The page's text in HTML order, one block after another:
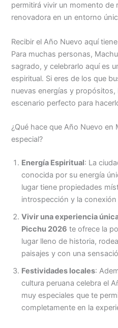
permitirá vivir un momento de
renovadora en un entorno
Recibir el Año Nuevo aquí
Para muchas personas,
sagrado, y celebrarlo aquí es
espiritual. Si eres de los que
nuevas energías y propósitos,
escenario perfecto para
¿Qué hace que Año Nuevo en
especial?
Energía Espiritual: La
conocida por su energía
lugar tiene propiedades
introspección y la
Vivir una experiencia
Picchu 2026 te ofrece la
lugar lleno de historia,
paisajes y con una
Festividades locales:
cultura peruana celebra el
muy especiales que te
completamente en la